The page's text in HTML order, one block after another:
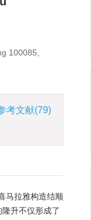
100085,
考文献(79)
马拉雅构造结顺
升不仅形成了